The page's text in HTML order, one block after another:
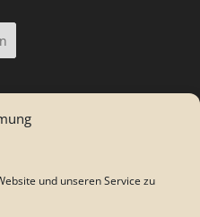
und unseren Service zu